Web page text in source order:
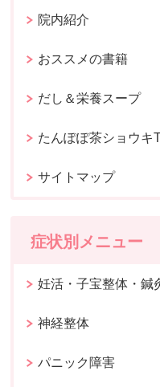
院内紹介
おススメの書籍
だし＆栄養スープ
たんぽぽ茶ショウキ
サイトマップ
症状別メニュー
妊活・子宝整体・鍼
神経整体
パニック障害